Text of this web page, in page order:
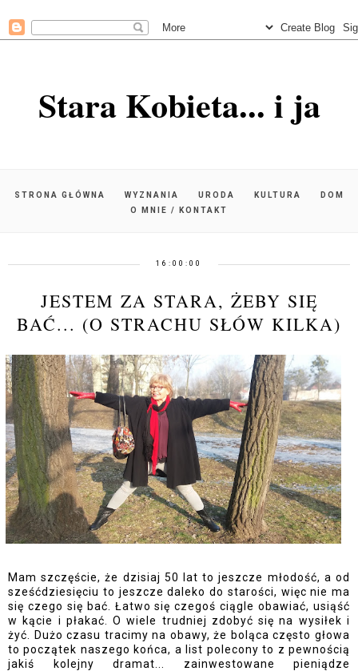
Stara Kobieta... i ja
STRONA GŁÓWNA WYZNANIA URODA KULTURA
DOM
O MNIE / KONTAKT
16:00:00
JESTEM ZA STARA, ŻEBY SIĘ
BAĆ... (O STRACHU SŁÓW KILKA)
Mam szczęście, że dzisiaj 50 lat to jeszcze młodość, a od
sześćdziesięciu to jeszcze daleko do starości, więc nie ma
się czego się bać. Łatwo się czegoś ciągle obawiać, usiąść
w kącie i płakać. O wiele trudniej zdobyć się na wysiłek i
żyć. Dużo czasu tracimy na obawy, że boląca często głowa
to początek naszego końca, a list polecony to z pewnością
jakiś kolejny dramat... zainwestowane pieniądze